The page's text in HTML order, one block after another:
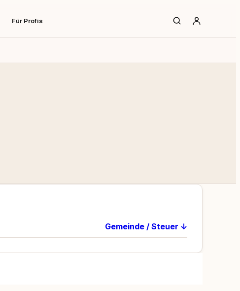
Für Profis
Gemeinde / Steuer ↓